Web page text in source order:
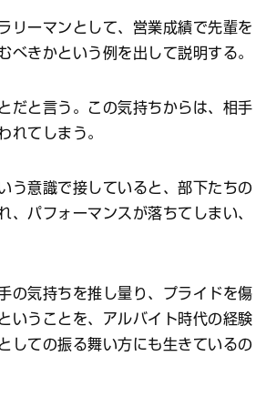
リーマンとして、営業成績で先輩を
きかという例を出して説明する。
だと言う。この気持ちからは、相手
れてしまう。
う意識で接していると、部下たちの
パフォーマンスが落ちてしまい、
の気持ちを推し量り、プライドを傷
いうことを、アルバイト時代の経験
しての振る舞い方にも生きているの